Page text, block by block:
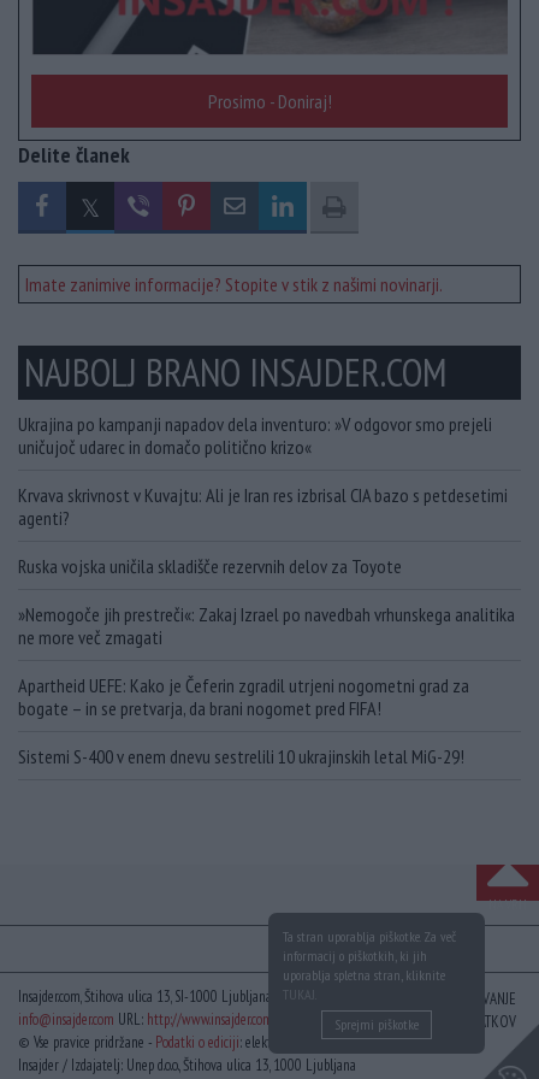
Prosimo - Doniraj!
Delite članek
Imate zanimive informacije? Stopite v stik z našimi novinarji.
NAJBOLJ BRANO INSAJDER.COM
Ukrajina po kampanji napadov dela inventuro: »V odgovor smo prejeli
uničujoč udarec in domačo politično krizo«
Krvava skrivnost v Kuvajtu: Ali je Iran res izbrisal CIA bazo s petdesetimi
agenti?
Ruska vojska uničila skladišče rezervnih delov za Toyote
»Nemogoče jih prestreči«: Zakaj Izrael po navedbah vrhunskega analitika
ne more več zmagati
Apartheid UEFE: Kako je Čeferin zgradil utrjeni nogometni grad za
bogate – in se pretvarja, da brani nogomet pred FIFA!
Sistemi S-400 v enem dnevu sestrelili 10 ukrajinskih letal MiG-29!
NA VRH
Insajder.com, Štihova ulica 13, SI-1000 Ljubljana, Slovenija | E-mail:
info@insajder.com URL: http://www.insajder.com
© Vse pravice pridržane - Podatki o ediciji: elektronski dnevnik
Insajder / Izdajatelj: Unep d.o.o., Štihova ulica 13, 1000 Ljubljana
VAROVANJE
PODATKOV
Ta stran uporablja piškotke. Za več
informacij o piškotkih, ki jih
uporablja spletna stran, kliknite
TUKAJ
Sprejmi piškotke